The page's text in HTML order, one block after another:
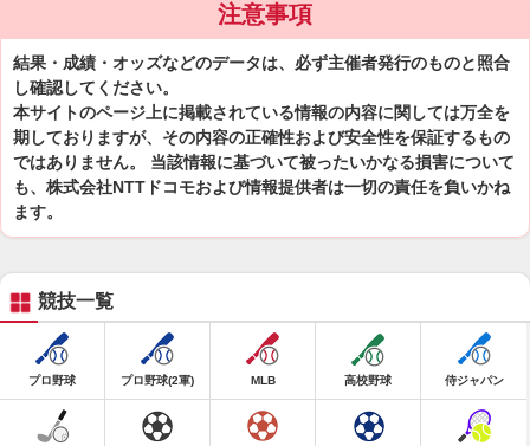
注意事項
結果・成績・オッズなどのデータは、必ず主催者発行のものと照合
し確認してください。
本サイトのページ上に掲載されている情報の内容に関しては万全を
期しておりますが、その内容の正確性および安全性を保証するもの
ではありません。 当該情報に基づいて被ったいかなる損害について
も、株式会社NTTドコモおよび情報提供者は一切の責任を負いかね
ます。
競技一覧
プロ野球 プロ野球(2軍) MLB 高校野球 侍ジャパン